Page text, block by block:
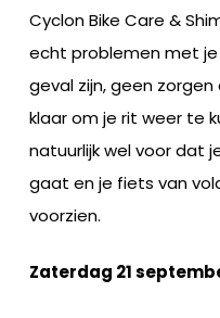
Cyclon Bike Care &
echt problemen met
geval zijn, geen
klaar om je rit weer te
natuurlijk wel voor dat
gaat en je fiets van
voorzien.
Zaterdag 21